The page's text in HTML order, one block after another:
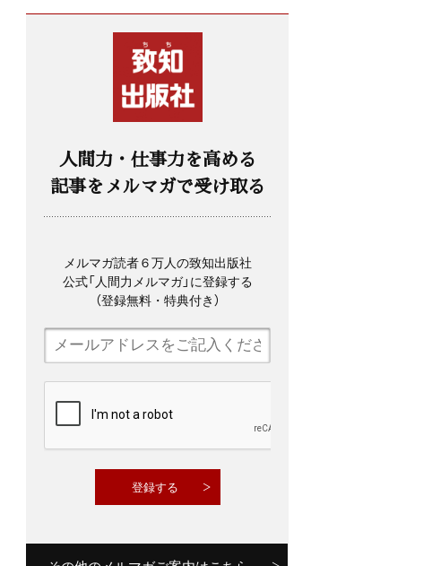
人間力・仕事力を高める
記事をメルマガで受け取る
メルマガ読者６万人の致知出版社
公式「人間力メルマガ」に登録する
（登録無料・特典付き）